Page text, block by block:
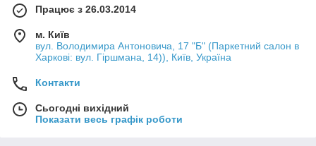
Працює з 26.03.2014
м. Київ
вул. Володимира Антоновича, 17 "Б" (Паркетний салон в
Харкові: вул. Гіршмана, 14)), Київ, Україна
Контакти
Сьогодні вихідний
Показати весь графік роботи